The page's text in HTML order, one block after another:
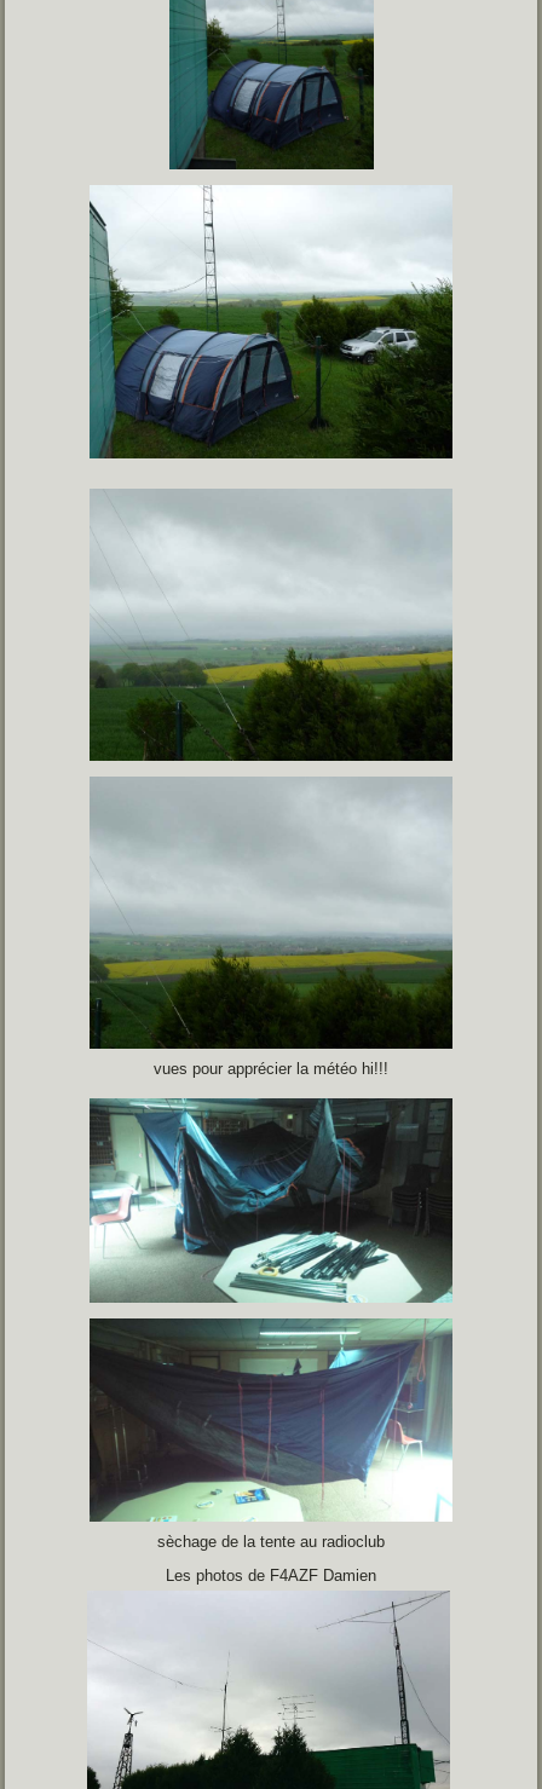
vues pour apprécier la météo hi!!!
sèchage de la tente au radioclub
Les photos de F4AZF Damien